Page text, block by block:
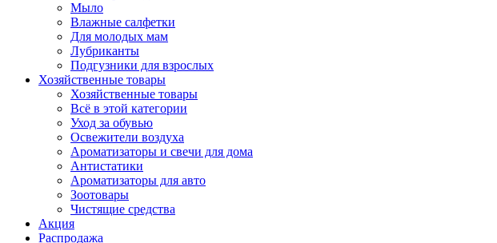
Мыло
Влажные салфетки
Для молодых мам
Лубриканты
Подгузники для взрослых
Хозяйственные товары
Хозяйственные товары
Всё в этой категории
Уход за обувью
Освежители воздуха
Ароматизаторы и свечи для дома
Антистатики
Ароматизаторы для авто
Зоотовары
Чистящие средства
Акция
Распродажа